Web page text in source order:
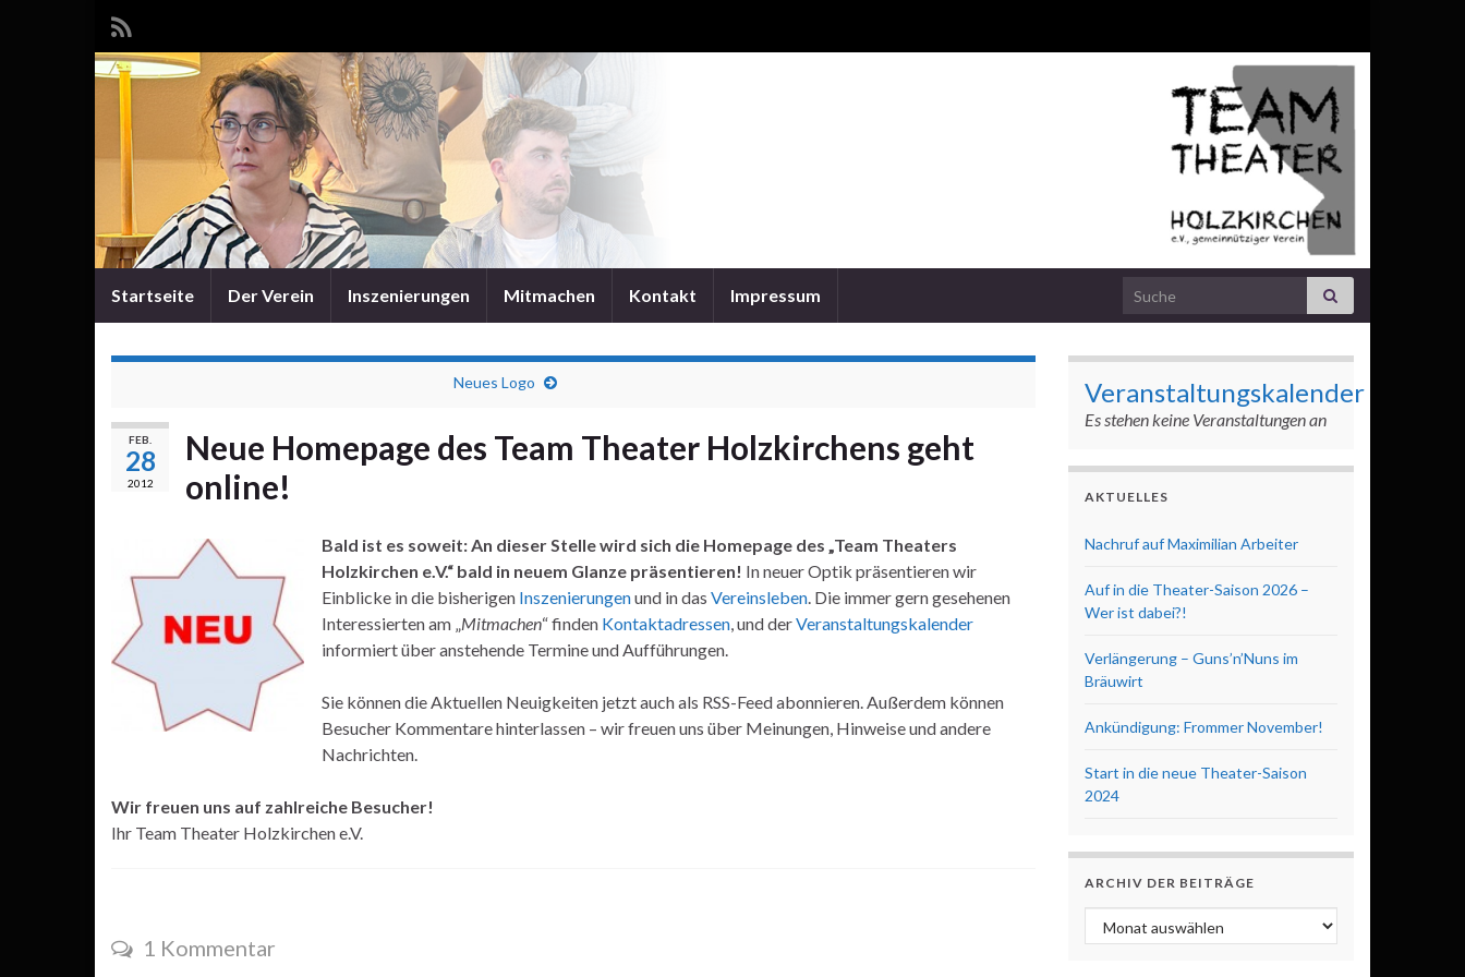
Startseite Der Verein Inszenierungen Mitmachen Kontakt Impressum Search for:
Neues Logo
FEB.
28
2012
Neue Homepage des Team Theater Holzkirchens geht
online!
Bald ist es soweit: An dieser Stelle wird sich die Homepage des „Team Theaters
Holzkirchen e.V.“ bald in neuem Glanze präsentieren! In neuer Optik präsentieren wir
Einblicke in die bisherigen Inszenierungenund in das Vereinsleben. Die immer gern gesehenen
Interessierten am „Mitmachen“ finden Kontaktadressen, und derVeranstaltungskalender
informiert über anstehende Termine und Aufführungen.
Sie können die Aktuellen Neuigkeiten jetzt auch als RSS-Feed abonnieren. Außerdem können
Besucher Kommentare hinterlassen – wir freuen uns über Meinungen, Hinweise und andere
Nachrichten.
Wir freuen uns auf zahlreiche Besucher!
Ihr Team Theater Holzkirchen e.V.
1 Kommentar
Veranstaltungskalender
Es stehen keine Veranstaltungen an
AKTUELLES
Nachruf auf Maximilian Arbeiter
Auf in die Theater-Saison 2026 –
Wer ist dabei?!
Verlängerung – Guns’n’Nuns im
Bräuwirt
Ankündigung: Frommer November!
Start in die neue Theater-Saison
2024
ARCHIV DER BEITRÄGE
Archiv der Beiträge